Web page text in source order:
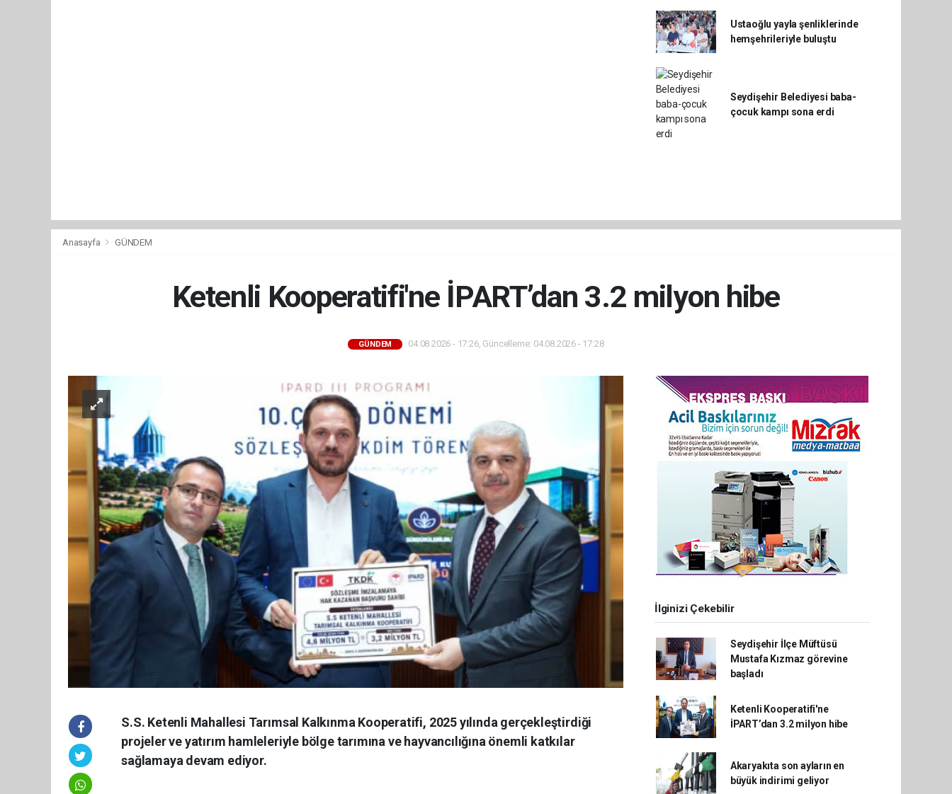
Ustaoğlu yayla şenliklerinde
hemşehrileriyle buluştu
Seydişehir Belediyesi baba-
çocuk kampı sona erdi
Anasayfa GÜNDEM
Ketenli Kooperatifi'ne İPART’dan 3.2 milyon hibe
GÜNDEM 04.08.2026 - 17:26, Güncelleme: 04.08.2026 - 17:28
S.S. Ketenli Mahallesi Tarımsal Kalkınma Kooperatifi, 2025 yılında gerçekleştirdiği
projeler ve yatırım hamleleriyle bölge tarımına ve hayvancılığına önemli katkılar
sağlamaya devam ediyor.
İlginizi Çekebilir
Seydişehir İlçe Müftüsü
Mustafa Kızmaz görevine
başladı
Ketenli Kooperatifi'ne
İPART’dan 3.2 milyon hibe
Akaryakıta son ayların en
büyük indirimi geliyor